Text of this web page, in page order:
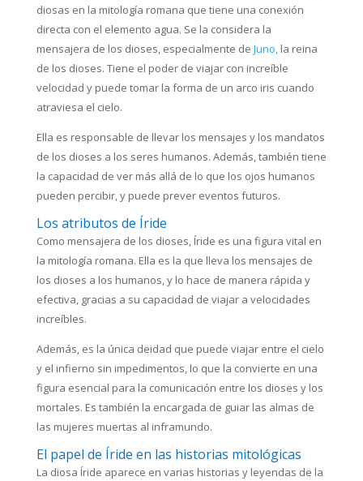
diosas en la mitología romana que tiene una conexión
directa con el elemento agua. Se la considera la
mensajera de los dioses, especialmente de Juno,la reina
de los dioses. Tiene el poder de viajar con increíble
velocidad y puede tomar la forma de un arco iris cuando
atraviesa el cielo.
Ella es responsable de llevar los mensajes y los mandatos
de los dioses a los seres humanos. Además, también tiene
la capacidad de ver más allá de lo que los ojos humanos
pueden percibir, y puede prever eventos futuros.
Los atributos de Íride
Como mensajera de los dioses, Íride es una figura vital en
la mitología romana. Ella es la que lleva los mensajes de
los dioses a los humanos, y lo hace de manera rápida y
efectiva, gracias a su capacidad de viajar a velocidades
increíbles.
Además, es la única deidad que puede viajar entre el cielo
y el infierno sin impedimentos, lo que la convierte en una
figura esencial para la comunicación entre los dioses y los
mortales. Es también la encargada de guiar las almas de
las mujeres muertas al inframundo.
El papel de Íride en las historias mitológicas
La diosa Íride aparece en varias historias y leyendas de la